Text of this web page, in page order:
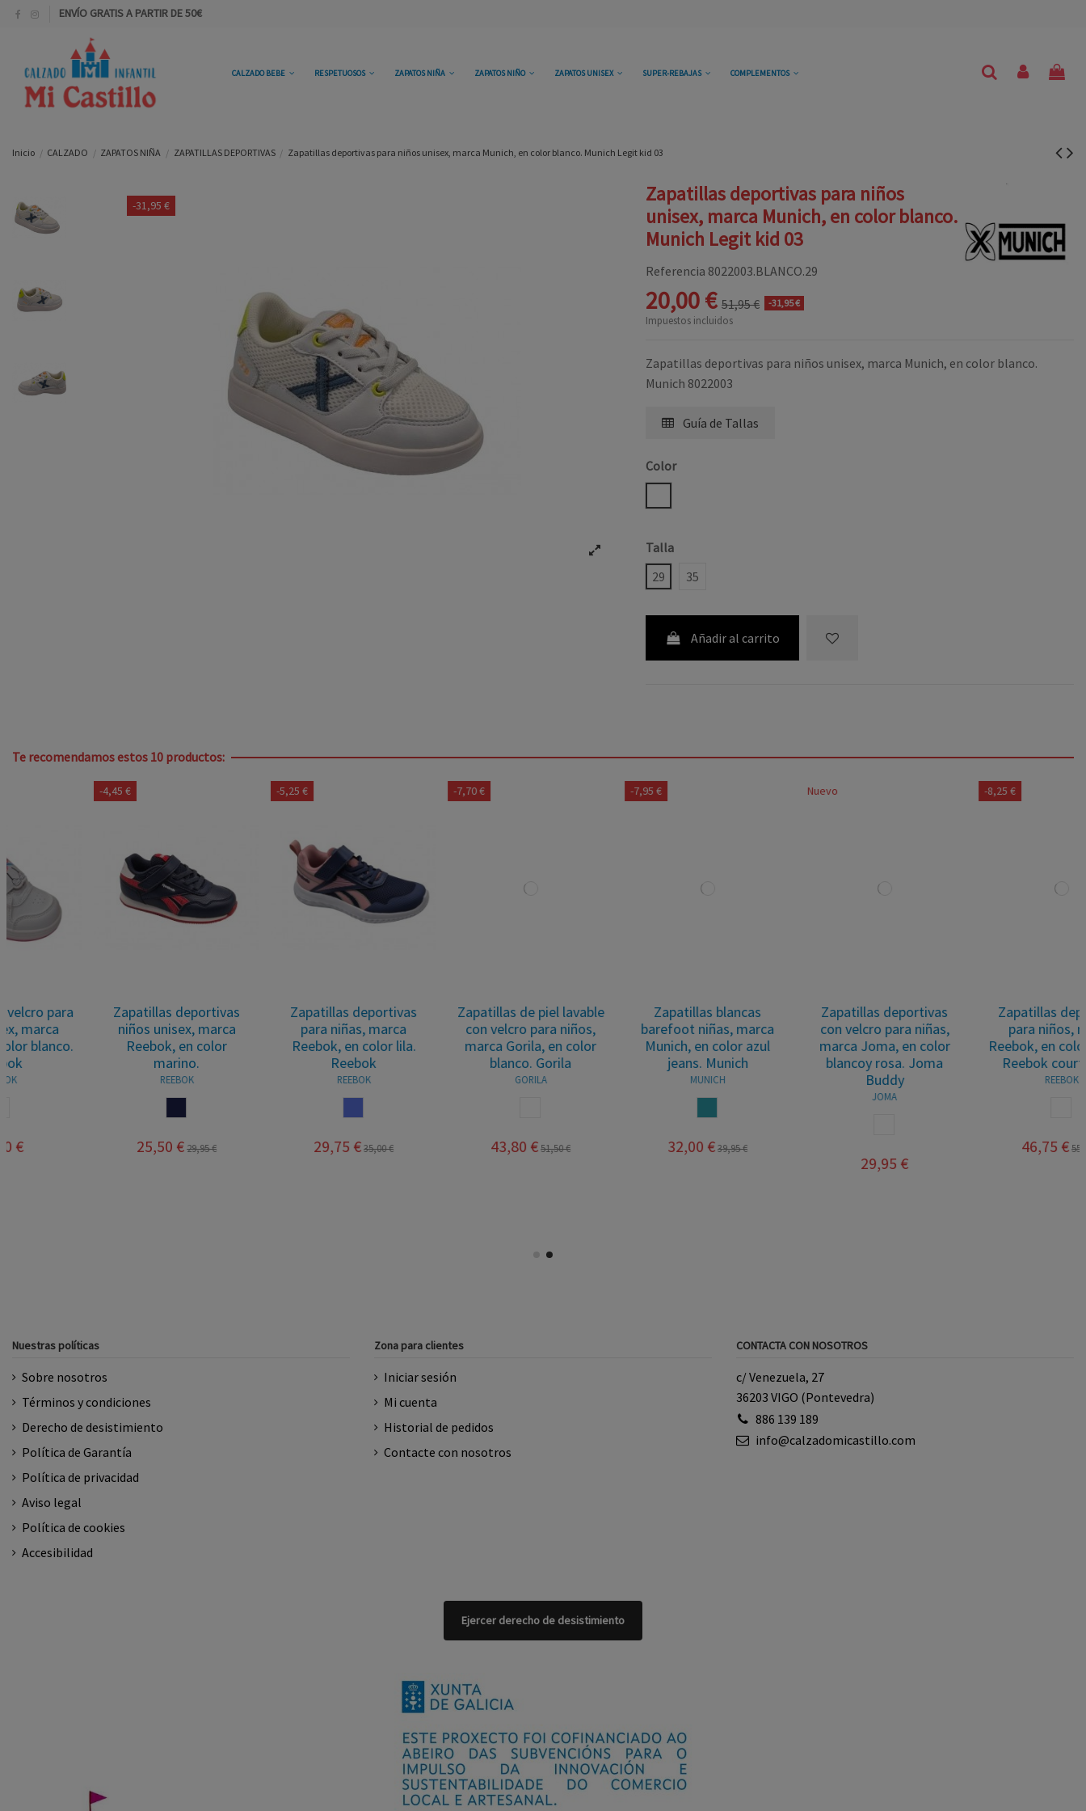
ENVÍO GRATIS A PARTIR DE 50€
CALZADO BEBE RESPETUOSOS ZAPATOS NIÑA ZAPATOS NIÑO ZAPATOS UNISEX SUPER-REBAJAS COMPLEMENTOS
Inicio CALZADO ZAPATOS NIÑA ZAPATILLAS DEPORTIVAS Zapatillas deportivas para niños unisex, marca Munich, en color blanco. Munich Legit kid 03
-31,95 €
Zapatillas deportivas para niños
unisex, marca Munich, en color blanco.
Munich Legit kid 03
Referencia 8022003.BLANCO.29
20,00 € 51,95 € -31,95 €
Impuestos incluidos
Zapatillas deportivas para niños unisex, marca Munich, en color blanco.
Munich 8022003
Guía de Tallas
Color
Talla
29
35
Añadir al carrito
Te recomendamos estos 10 productos:
Zapatillas deportivas
niños unisex, marca
Reebok, en color
29,95 €
Zapatillas deportivas
para niñas, marca
Reebok, en color lila.
35,00 €
Zapatillas de piel lavable
con velcro para niños,
marca Gorila, en color
blanco. Gorila
51,50 €
Zapatillas blancas
barefoot niñas, marca
Munich, en color azul
jeans. Munich
39,95 €
Zapatillas deportivas
con velcro para niñas,
marca Joma, en color
blancoy rosa. Joma
Zapatillas deportivas
para niños, marca
Reebok, en color blanco.
Reebok court clean.
55,00 €
Nuestras políticas
Sobre nosotros
Términos y condiciones
Derecho de desistimiento
Política de Garantía
Política de privacidad
Aviso legal
Política de cookies
Accesibilidad
Zona para clientes
Iniciar sesión
Mi cuenta
Historial de pedidos
Contacte con nosotros
CONTACTA CON NOSOTROS
c/ Venezuela, 27
36203 VIGO (Pontevedra)
886 139 189
info@calzadomicastillo.com
Ejercer derecho de desistimiento